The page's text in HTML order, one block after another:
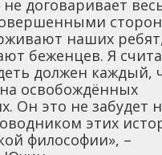
договаривает
наших
беженцев. Я
должен каждый,
освобождённых
Он это не забудет
этих
философии», –